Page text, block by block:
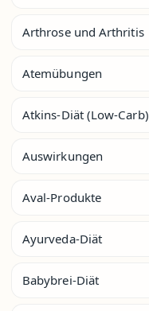
Arthrose und Arthritis
Atemübungen
Atkins-Diät (Low-Carb)
Auswirkungen
Aval-Produkte
Ayurveda-Diät
Babybrei-Diät